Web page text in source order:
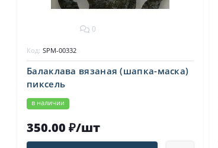
0
Балаклава вязаная (шапка-маска)
пиксель
в наличии
Код: SPM-00332
350.00 ₽/шт